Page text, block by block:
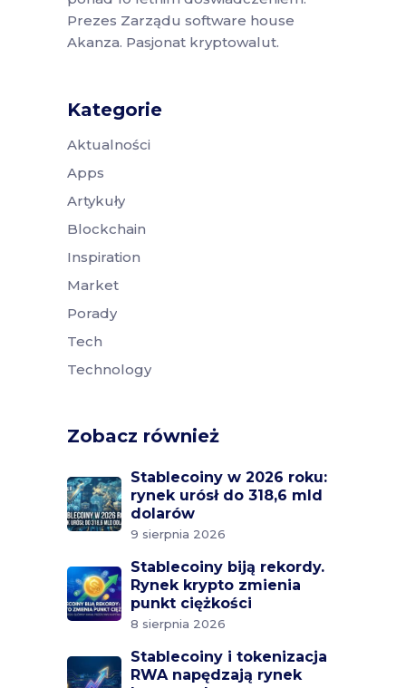
Prezes Zarządu software house
Akanza. Pasjonat kryptowalut.
Kategorie
Aktualności
Apps
Artykuły
Blockchain
Inspiration
Market
Porady
Tech
Technology
Zobacz również
Stablecoiny w 2026 roku:
rynek urósł do 318,6 mld
dolarów
9 sierpnia 2026
Stablecoiny biją rekordy.
Rynek krypto zmienia
punkt ciężkości
8 sierpnia 2026
Stablecoiny i tokenizacja
RWA napędzają rynek